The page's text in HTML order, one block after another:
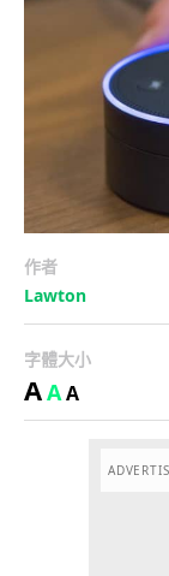
作者
Lawton
字體大小
AAA